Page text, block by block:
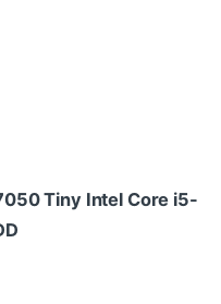
Tiny Intel Core i5-